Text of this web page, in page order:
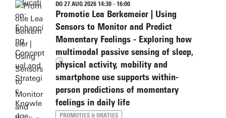
DO 27 AUG 2026 14:30 - 16:00
Promotie Lea Berkemeier | Using
Sensors to Monitor and Predict
Momentary Feelings - Exploring how
multimodal passive sensing of sleep,
physical activity, mobility and
smartphone use supports within-
person predictions of momentary
feelings in daily life
PROMOTIES & ORATIES